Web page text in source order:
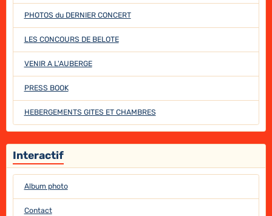
PHOTOS du DERNIER CONCERT
LES CONCOURS DE BELOTE
VENIR A L'AUBERGE
PRESS BOOK
HEBERGEMENTS GITES ET CHAMBRES
Interactif
Album photo
Contact